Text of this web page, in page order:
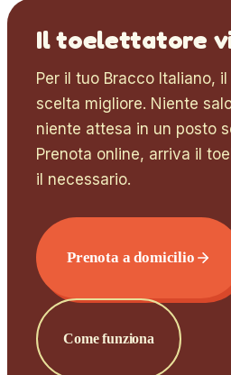
Il toelettatore
Per il tuo Bracco Italiano,
scelta migliore. Niente
niente attesa in un posto
Prenota online, arriva il
il necessario.
Prenota a domicilio
Come funziona